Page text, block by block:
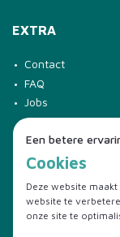
EXTRA
Contact
FAQ
Jobs
© 2026 Diversi Foods
Code of Conduct